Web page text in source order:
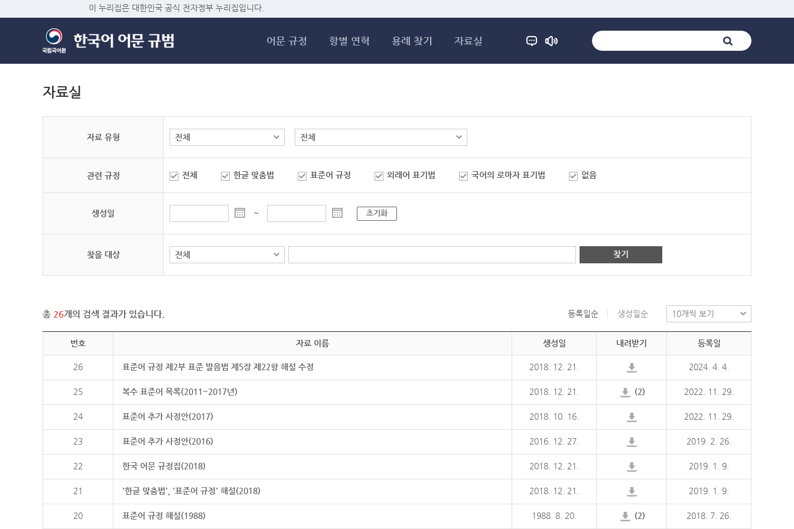
이 누리집은 대한민국 공식 전자정부 누리집입니다.
어문 규정 항별 연혁 용례 찾기 자료실
자료실
자료 유형
관련 규정 전체 한글 맞춤법 표준어 규정 외래어 표기법 국어의 로마자 표기법 없음
생성일 ~ 초기화
찾을 대상 찾기
총 26개의 검색 결과가 있습니다. 등록일순 생성일순
번호 자료 이름 생성일 내려받기 등록일
26 표준어 규정 제2부 표준 발음법 제5장 제22항 해설 수정 2018. 12. 21. 2024. 4. 4.
25 복수 표준어 목록(2011~2017년) 2018. 12. 21. (2) 2022. 11. 29.
24 표준어 추가 사정안(2017) 2018. 10. 16. 2022. 11. 29.
23 표준어 추가 사정안(2016) 2016. 12. 27. 2019. 2. 26.
22 한국 어문 규정집(2018) 2018. 12. 21. 2019. 1. 9.
21 '한글 맞춤법', '표준어 규정' 해설(2018) 2018. 12. 21. 2019. 1. 9.
20 표준어 규정 해설(1988) 1988. 8. 20. (2) 2018. 7. 26.